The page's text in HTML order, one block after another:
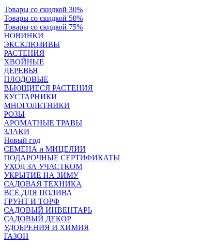
Товары со скидкой 30%
Товары со скидкой 50%
Товары со скидкой 75%
НОВИНКИ
ЭКСКЛЮЗИВЫ
РАСТЕНИЯ
ХВОЙНЫЕ
ДЕРЕВЬЯ
ПЛОДОВЫЕ
ВЬЮЩИЕСЯ РАСТЕНИЯ
КУСТАРНИКИ
МНОГОЛЕТНИКИ
РОЗЫ
АРОМАТНЫЕ ТРАВЫ
ЗЛАКИ
Новый год
СЕМЕНА и МИЦЕЛИИ
ПОДАРОЧНЫЕ СЕРТИФИКАТЫ
УХОД ЗА УЧАСТКОМ
УКРЫТИЕ НА ЗИМУ
САДОВАЯ ТЕХНИКА
ВСЁ ДЛЯ ПОЛИВА
ГРУНТ И ТОРФ
САДОВЫЙ ИНВЕНТАРЬ
САДОВЫЙ ДЕКОР
УДОБРЕНИЯ И ХИМИЯ
ГАЗОН